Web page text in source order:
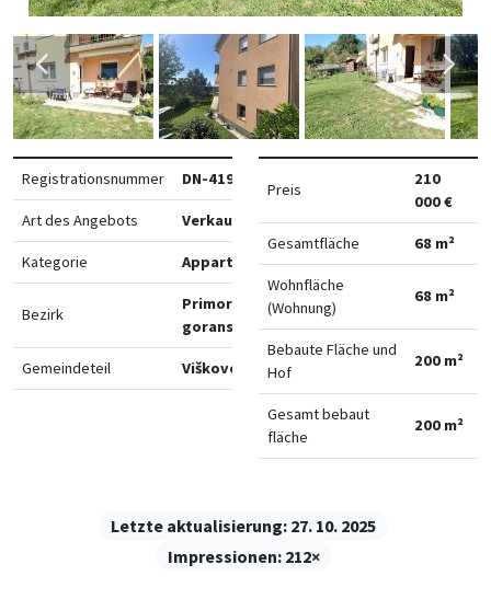
Registrationsnummer DN-41969
Art des Angebots Verkauf
Kategorie Appartements
Bezirk
Primorsko-
goranska
Gemeindeteil Viškovo
Preis
210
000 €
Gesamtfläche 68 m²
Wohnfläche
(Wohnung)
68 m²
Bebaute Fläche und
Hof
200 m²
Gesamt bebaut
fläche
200 m²
Letzte aktualisierung: 27. 10. 2025
Impressionen: 212×